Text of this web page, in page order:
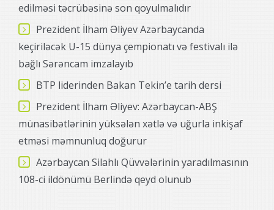
edilməsi təcrübəsinə son qoyulmalıdır
Prezident İlham Əliyev Azərbaycanda
keçiriləcək U-15 dünya çempionatı və festivalı ilə
bağlı Sərəncam imzalayıb
BTP liderinden Bakan Tekin’e tarih dersi
Prezident İlham Əliyev: Azərbaycan-ABŞ
münasibətlərinin yüksələn xətlə və uğurla inkişaf
etməsi məmnunluq doğurur
Azərbaycan Silahlı Qüvvələrinin yaradılmasının
108-ci ildönümü Berlində qeyd olunub